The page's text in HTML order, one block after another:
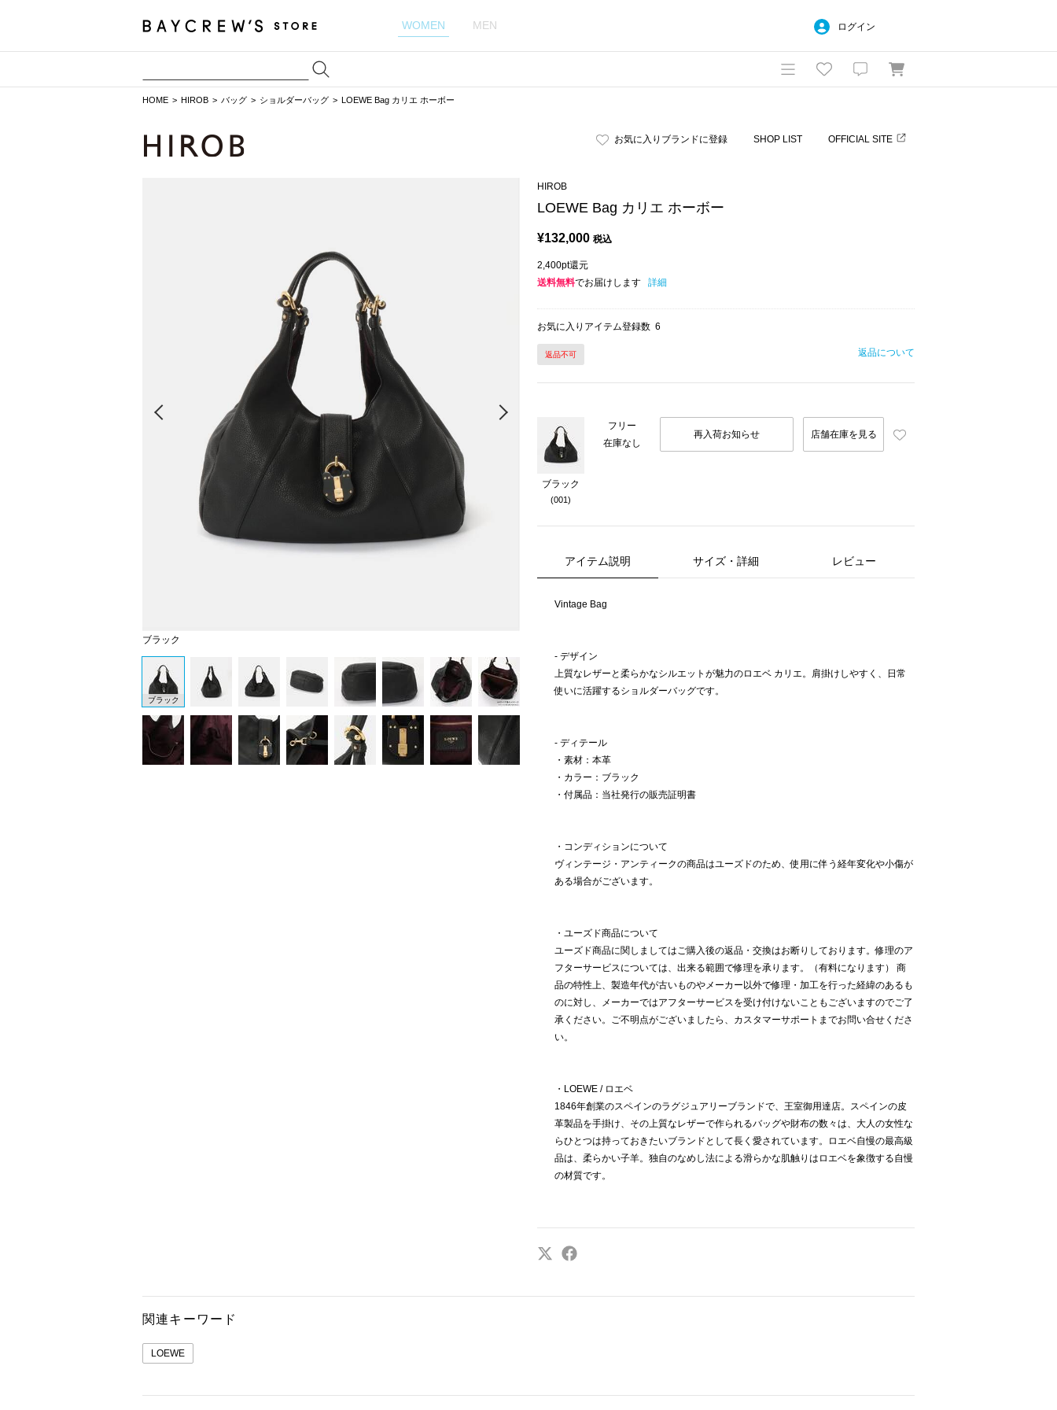
WOMEN MEN ログイン
HOME HIROB バッグ ショルダーバッグ LOEWE Bag カリエ ホーボー
お気に入りブランドに登録 SHOP LIST OFFICIAL SITE
ブラック
ブラック
HIROB
LOEWE Bag カリエ ホーボー
¥132,000 税込
2,400pt還元
送料無料でお届けします 詳細
お気に入りアイテム登録数 6
返品不可 返品について
ブラック
(001)
フリー
在庫なし
再入荷お知らせ 店舗在庫を見る
アイテム説明 サイズ・詳細 レビュー
Vintage Bag
- デザイン
上質なレザーと柔らかなシルエットが魅力のロエベ カリエ。肩掛けしやすく、日常
使いに活躍するショルダーバッグです。
- ディテール
・素材：本革
・カラー：ブラック
・付属品：当社発行の販売証明書
・コンディションについて
ヴィンテージ・アンティークの商品はユーズドのため、使用に伴う経年変化や小傷が
ある場合がございます。
・ユーズド商品について
ユーズド商品に関しましてはご購入後の返品・交換はお断りしております。修理のア
フターサービスについては、出来る範囲で修理を承ります。（有料になります） 商
品の特性上、製造年代が古いものやメーカー以外で修理・加工を行った経緯のあるも
のに対し、メーカーではアフターサービスを受け付けないこともございますのでご了
承ください。ご不明点がございましたら、カスタマーサポートまでお問い合せくださ
い。
・LOEWE / ロエベ
1846年創業のスペインのラグジュアリーブランドで、王室御用達店。スペインの皮
革製品を手掛け、その上質なレザーで作られるバッグや財布の数々は、大人の女性な
らひとつは持っておきたいブランドとして長く愛されています。ロエベ自慢の最高級
品は、柔らかい子羊。独自のなめし法による滑らかな肌触りはロエベを象徴する自慢
の材質です。
関連キーワード
LOEWE